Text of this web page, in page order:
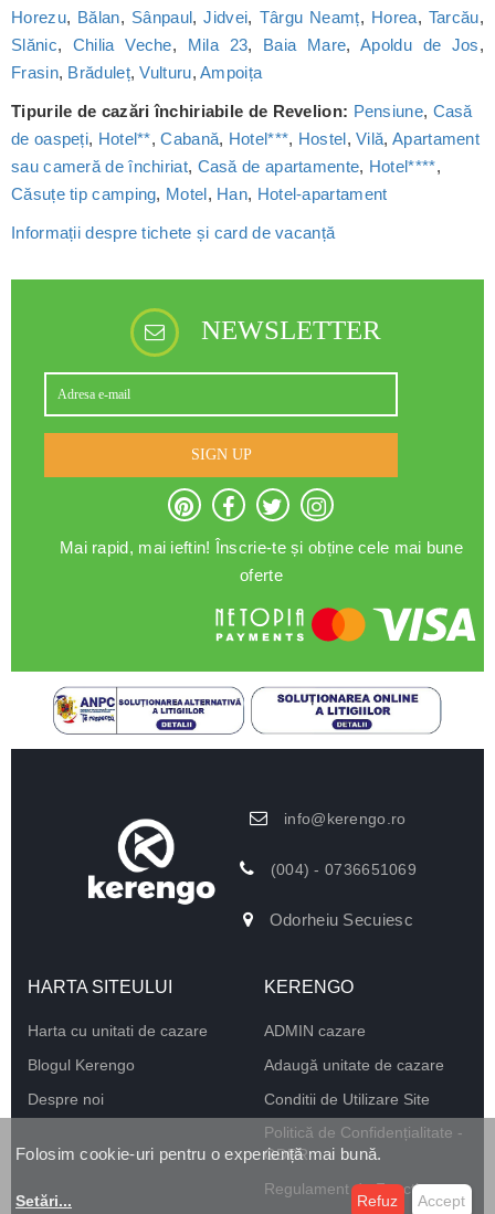
Horezu, Bălan, Sânpaul,Jidvei, Târgu Neamț, Horea, Tarcău,
Slănic, Chilia Veche, Mila 23, Baia Mare,Apoldu de Jos,
Frasin, Brăduleț,Vulturu,Ampoița
Tipurile de cazări închiriabile de Revelion: Pensiune, Casă
de oaspeți, Hotel**,Cabană, Hotel***, Hostel,Vilă, Apartament
sau cameră de închiriat, Casă de apartamente, Hotel****,
Căsuțe tip camping, Motel, Han, Hotel-apartament
Informații despre tichete și card de vacanță
NEWSLETTER
SIGN UP
Mai rapid, mai ieftin! Înscrie-te și obține cele mai bune
oferte
info@kerengo.ro
(004) - 0736651069
Odorheiu Secuiesc
HARTA SITEULUI
Harta cu unitati de cazare
Blogul Kerengo
Despre noi
KERENGO
ADMIN cazare
Adaugă unitate de cazare
Conditii de Utilizare Site
Politică de Confidențialitate -
GDPR
Regulament de Funcționare
Folosim cookie-uri pentru o experiență mai bună.
Setări... Refuz Accept